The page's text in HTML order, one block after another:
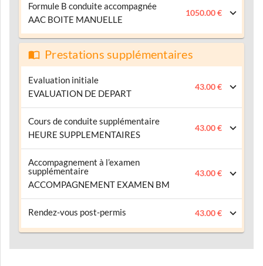
Formule B conduite accompagnée
AAC BOITE MANUELLE
1050.00 €
Prestations supplémentaires
Evaluation initiale
EVALUATION DE DEPART
43.00 €
Cours de conduite supplémentaire
HEURE SUPPLEMENTAIRES
43.00 €
Accompagnement à l’examen
supplémentaire
ACCOMPAGNEMENT EXAMEN BM
43.00 €
Rendez-vous post-permis 43.00 €